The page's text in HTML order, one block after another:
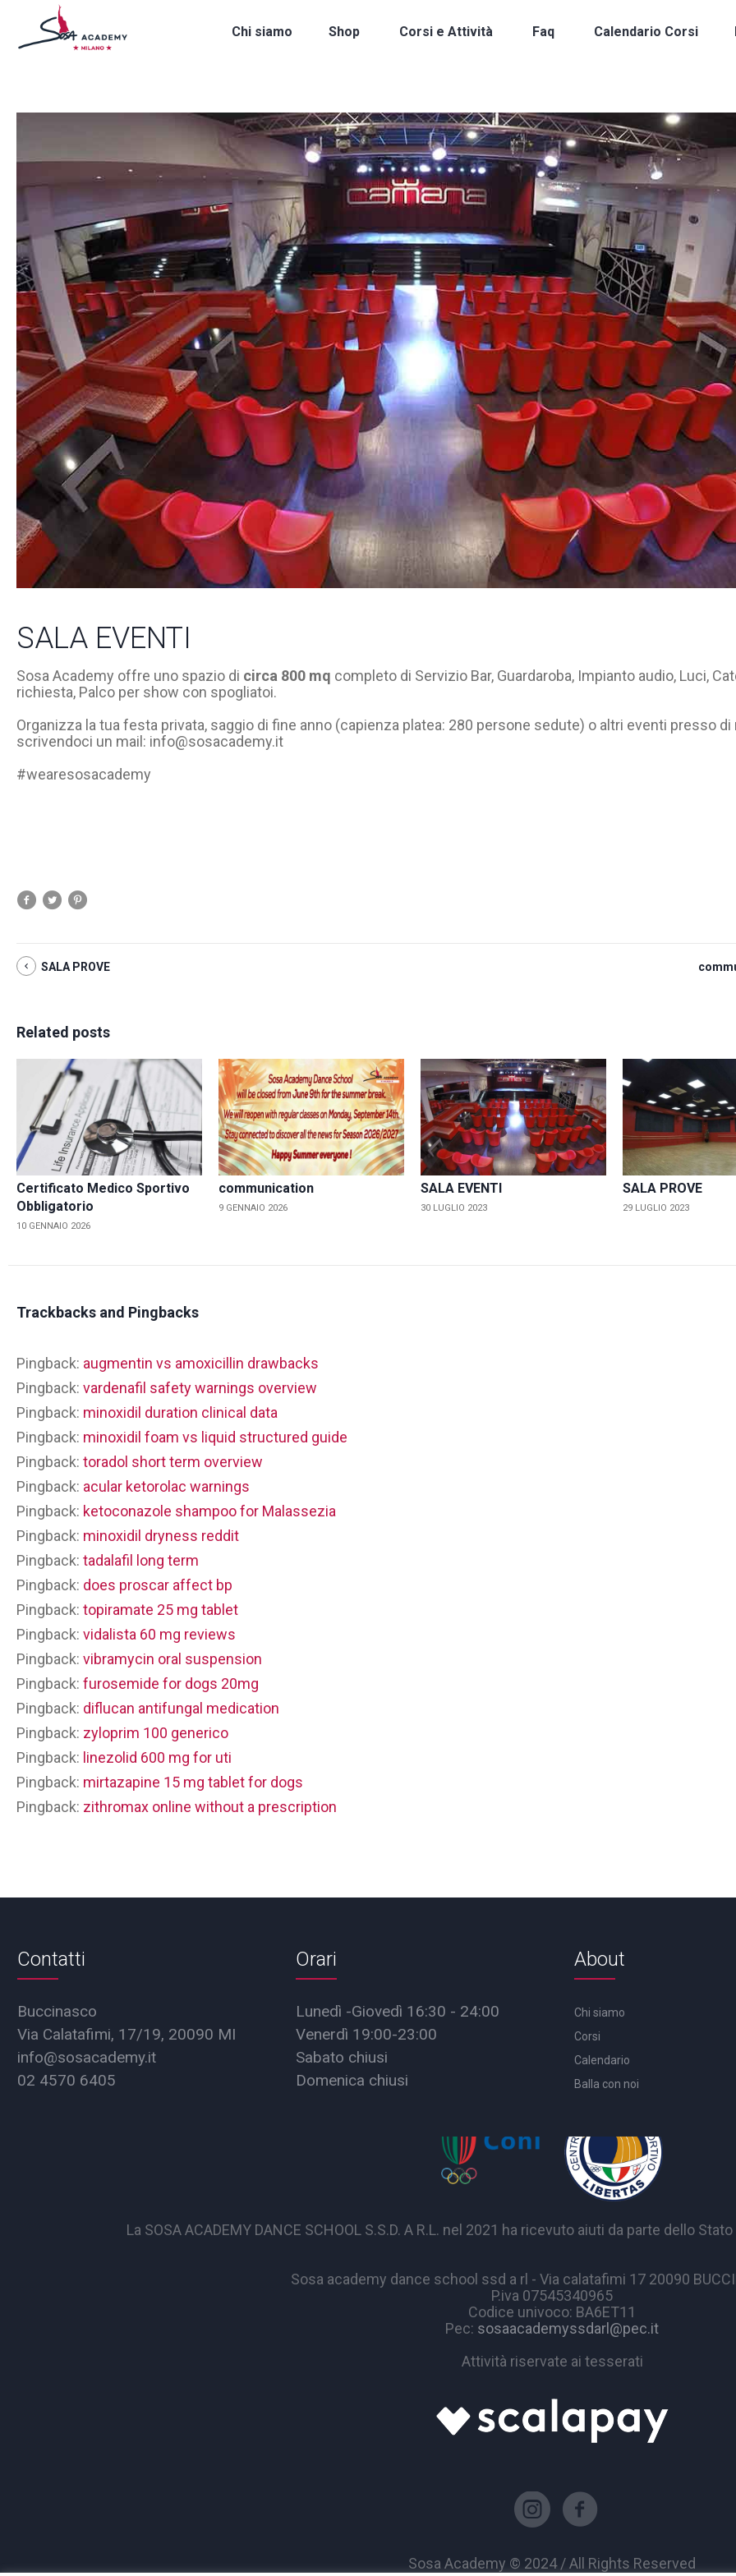
Chi siamo Shop Corsi e Attività Faq Calendario Corsi
SALA EVENTI
Sosa Academy offre uno spazio di circa 800 mq completo di Servizio Bar, Guardaroba, Impianto audio, Luci,
richiesta, Palco per show con spogliatoi.
Organizza la tua festa privata, saggio di fine anno (capienza platea: 280 persone sedute) o altri eventi presso di
scrivendoci un mail: info@sosacademy.it
#wearesosacademy
SALA PROVE
Related posts
Certificato Medico Sportivo
Obbligatorio
10 GENNAIO 2026
communication
9 GENNAIO 2026
SALA EVENTI
30 LUGLIO 2023
SALA PROVE
29 LUGLIO 2023
Trackbacks and Pingbacks
Pingback: augmentin vs amoxicillin drawbacks
Pingback: vardenafil safety warnings overview
Pingback: minoxidil duration clinical data
Pingback: minoxidil foam vs liquid structured guide
Pingback: toradol short term overview
Pingback: acular ketorolac warnings
Pingback: ketoconazole shampoo for Malassezia
Pingback: minoxidil dryness reddit
Pingback: tadalafil long term
Pingback: does proscar affect bp
Pingback: topiramate 25 mg tablet
Pingback: vidalista 60 mg reviews
Pingback: vibramycin oral suspension
Pingback: furosemide for dogs 20mg
Pingback: diflucan antifungal medication
Pingback: zyloprim 100 generico
Pingback: linezolid 600 mg for uti
Pingback: mirtazapine 15 mg tablet for dogs
Pingback: zithromax online without a prescription
Contatti
Buccinasco
Via Calatafimi, 17/19, 20090 MI
info@sosacademy.it
02 4570 6405
Orari
Lunedì -Giovedì 16:30 - 24:00
Venerdì 19:00-23:00
Sabato chiusi
Domenica chiusi
About
Chi siamo
Corsi
Calendario
Balla con noi
La SOSA ACADEMY DANCE SCHOOL S.S.D. A R.L. nel 2021 ha ricevuto aiuti da parte dello
Sosa academy dance school ssd a rl - Via calatafimi 17 20090
P.iva 07545340965
Codice univoco: BA6ET11
Pec: sosaacademyssdarl@pec.it
Attività riservate ai tesserati
Sosa Academy © 2024 / All Rights Reserved